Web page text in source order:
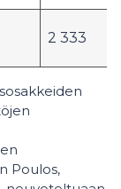
2 333
Poulos,